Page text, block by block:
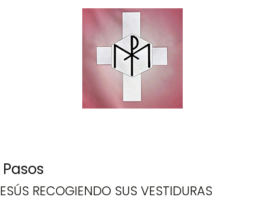
Pasos
RECOGIENDO SUS VESTIDURAS